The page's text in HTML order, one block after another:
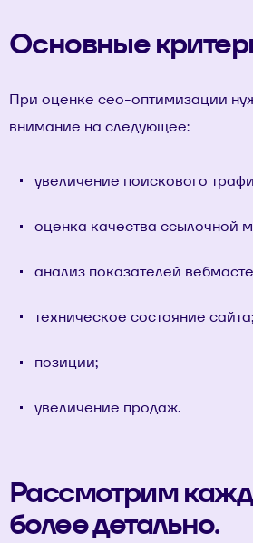
Основные
При оценке сео-оптимизации
внимание на следующее:
увеличение поискового
оценка качества ссылочной
анализ показателей
техническое состояние сайта;
позиции;
увеличение продаж.
Рассмотрим
более детально.